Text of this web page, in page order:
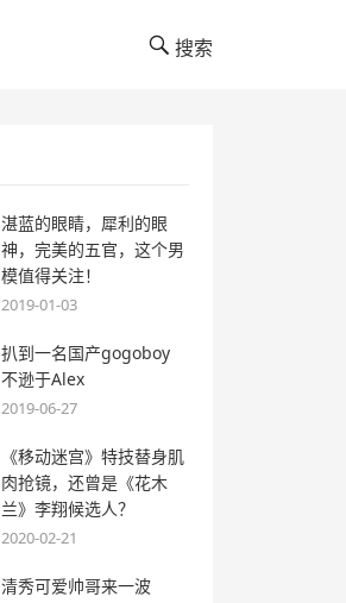
搜索
湛蓝的眼睛，犀利的眼
神，完美的五官，这个男
模值得关注！
2019-01-03
扒到一名国产gogoboy
不逊于Alex
2019-06-27
《移动迷宫》特技替身肌
肉抢镜，还曾是《花木
兰》李翔候选人？
2020-02-21
清秀可爱帅哥来一波